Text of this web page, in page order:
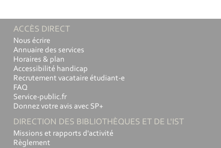
ACCÈS DIRECT
Nous écrire
Annuaire des services
Horaires & plan
Accessibilité handicap
Recrutement vacataire étudiant-e
FAQ
Service-public.fr
Donnez votre avis avec SP+
DIRECTION DES BIBLIOTHÈQUES ET DE L'IST
Missions et rapports d'activité
Règlement